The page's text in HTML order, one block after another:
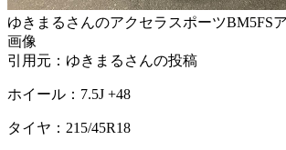
ゆきまるさんのアクセラスポーツBM5FS
画像
引用元：ゆきまるさんの投稿
ホイール：7.5J +48
タイヤ：215/45R18